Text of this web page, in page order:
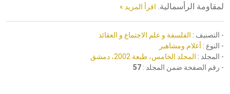
لمقاومة الرأسمالية. اقرأ المزيد »
- التصنيف : الفلسفة و علم الاجتماع و العقائد
- النوع : أعلام ومشاهير
- المجلد : المجلد الخامس، طبعة 2002، دمشق
- رقم الصفحة ضمن المجلد : 57